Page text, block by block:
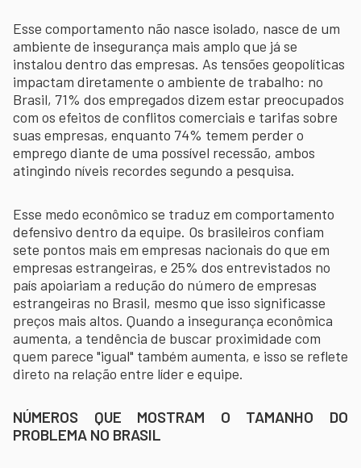
Esse comportamento não nasce isolado, nasce de um
ambiente de insegurança mais amplo que já se
instalou dentro das empresas. As tensões geopolíticas
impactam diretamente o ambiente de trabalho: no
Brasil, 71% dos empregados dizem estar preocupados
com os efeitos de conflitos comerciais e tarifas sobre
suas empresas, enquanto 74% temem perder o
emprego diante de uma possível recessão, ambos
atingindo níveis recordes segundo a pesquisa.
Esse medo econômico se traduz em comportamento
defensivo dentro da equipe. Os brasileiros confiam
sete pontos mais em empresas nacionais do que em
empresas estrangeiras, e 25% dos entrevistados no
país apoiariam a redução do número de empresas
estrangeiras no Brasil, mesmo que isso significasse
preços mais altos. Quando a insegurança econômica
aumenta, a tendência de buscar proximidade com
quem parece "igual" também aumenta, e isso se reflete
direto na relação entre líder e equipe.
NÚMEROS QUE MOSTRAM O TAMANHO DO
PROBLEMA NO BRASIL